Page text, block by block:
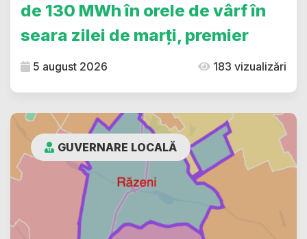
de 130 MWh în orele de vârf în
seara zilei de marți, premier
5 august 2026 183 vizualizări
GUVERNARE LOCALĂ